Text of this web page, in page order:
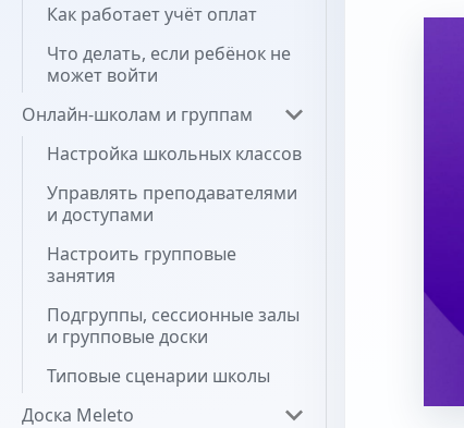
Как работает учёт оплат
Что делать, если ребёнок не
может войти
Онлайн-школам и группам
Настройка школьных классов
Управлять преподавателями
и доступами
Настроить групповые
занятия
Подгруппы, сессионные залы
и групповые доски
Типовые сценарии школы
Доска Meleto